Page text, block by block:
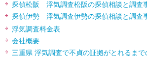
探偵松阪 浮気調査松阪の探偵相談と調査
探偵伊勢 浮気調査伊勢の探偵相談と調査
浮気調査料金表
会社概要
三重県 浮気調査で不貞の証拠がとれるまで